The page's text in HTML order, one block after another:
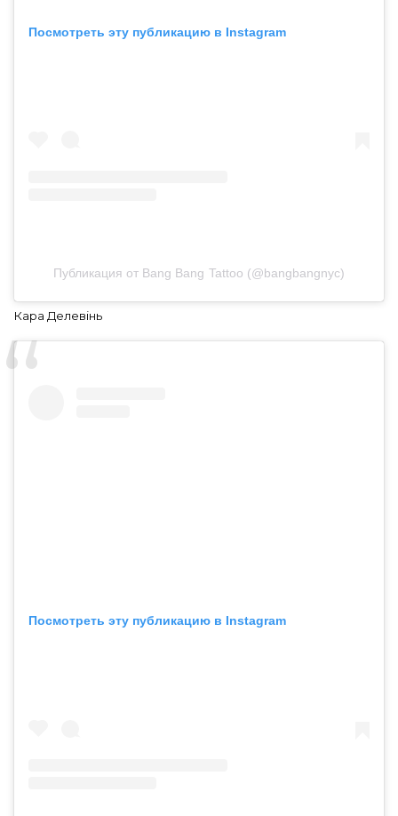
Посмотреть эту публикацию в Instagram
Публикация от Bang Bang Tattoo (@bangbangnyc)
Кара Делевінь
Посмотреть эту публикацию в Instagram